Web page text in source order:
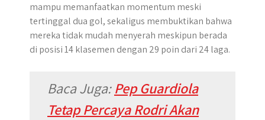
mampu memanfaatkan momentum meski
tertinggal dua gol, sekaligus membuktikan bahwa
mereka tidak mudah menyerah meskipun berada
di posisi 14 klasemen dengan 29 poin dari 24 laga.
Baca Juga:Pep Guardiola
Tetap Percaya Rodri Akan